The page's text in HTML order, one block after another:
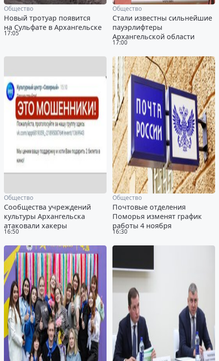
17:05
Общество
Новый тротуар появится
на Сульфате в Архангельске
17:00
Общество
Стали известны сильнейшие
пауэрлифтеры
Архангельской области
16:50
Общество
Сообщества учреждений
культуры Архангельска
атаковали хакеры
16:30
Общество
Почтовые отделения
Поморья изменят график
работы 4 ноября